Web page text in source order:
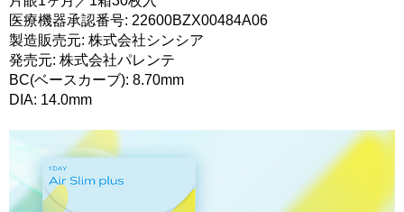
医療機器承認番号: 22600BZX00484A06
製造販売元: 株式会社シンシア
発売元: 株式会社パレンテ
BC(ベースカーブ): 8.70mm
DIA: 14.0mm